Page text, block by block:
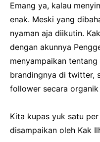
Emang ya, kalau
enak. Meski yang
nyaman aja diikutin.
dengan akunnya
menyampaikan
brandingnya di twitter,
follower secara
Kita kupas yuk satu
disampaikan oleh Kak